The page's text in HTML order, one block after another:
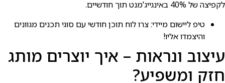
לקפיצה של 40% באינגייג'מנט תוך חודשיים.
טיפ ליישום מיידי: צרו לוח תוכן חודשי עם סוגי תכנים מגוונים
והיצמדו אליו!
עיצוב ונראות – איך יוצרים מותג
חזק ומשפיע?